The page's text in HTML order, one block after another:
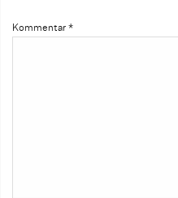
Kommentar *